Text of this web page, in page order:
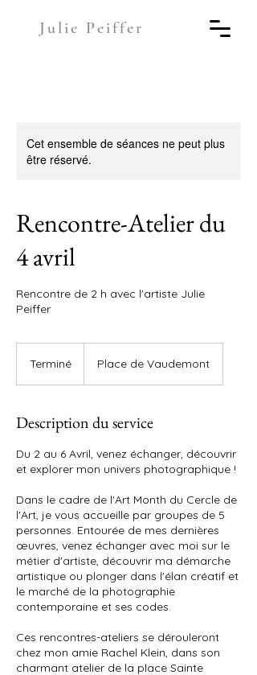
Julie Peiffer
Cet ensemble de séances ne peut plus
être réservé.
Rencontre-Atelier du
4 avril
Rencontre de 2 h avec l'artiste Julie
Peiffer
Terminé
i
é
Place de Vaudemont
Description du service
Du 2 au 6 Avril, venez échanger, découvrir
et explorer mon univers photographique !
Dans le cadre de l'Art Month du Cercle de
l'Art, je vous accueille par groupes de 5
personnes. Entourée de mes dernières
œuvres, venez échanger avec moi sur le
métier d'artiste, découvrir ma démarche
artistique ou plonger dans l'élan créatif et
le marché de la photographie
contemporaine et ses codes.
Ces rencontres-ateliers se dérouleront
chez mon amie Rachel Klein, dans son
charmant atelier de la place Sainte